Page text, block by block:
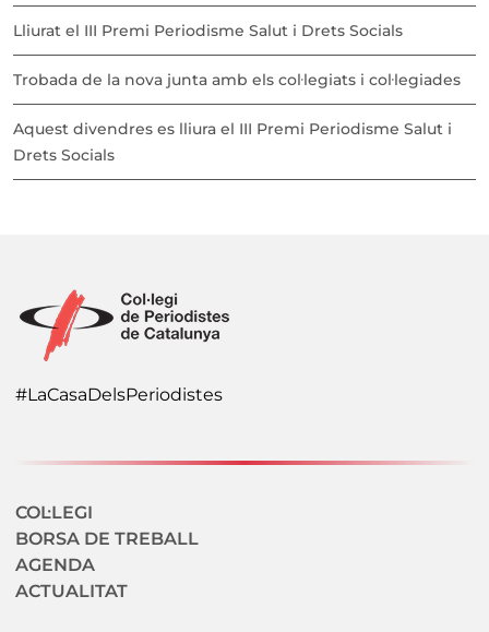
Lliurat el III Premi Periodisme Salut i Drets Socials
Trobada de la nova junta amb els col·legiats i col·legiades
Aquest divendres es lliura el III Premi Periodisme Salut i
Drets Socials
#LaCasaDelsPeriodistes
Navegació secundaria
COL·LEGI
BORSA DE TREBALL
AGENDA
ACTUALITAT